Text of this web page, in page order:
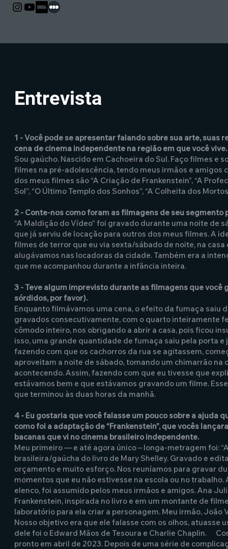
Entrevista
1 - Você pode se apresentar falando sobre sua arte, suas
cena de cinema independente na região em que você vive.
Sou gaúcho. Nascido em Cachoeira do Sul. Faço filmes e
filmes na pré-adolescência, tendo meus irmãos e amigos
dos meus filmes são “A Criação de Frankenstein”, “A
Sol”, “O Último Templo dos Sonhos”, “A Colheita dos
2 - Conte-nos como foram as filmagens de seu segmento
“A Maldição do Vídeo” foi gravado durante uma noite de
que já serviu de locação para outros dos meus filmes. A
filmes de terror que eu via sexta/sábado de noite, na
alugávamos nas locadoras da cidade. Também era a
que me acompanhou durante a infância inteira.
3 - Teve algum imprevisto durante as filmagens que
sórdidos, por favor).
Enquanto filmávamos uma cena, o efeito da fumaça saiu
gravados consecutivamente, com o quarto inteiramente
cômodo inteiro, nos obrigando a abrir a casa, pois ficou
isso, uma grande quantidade de fumaça saiu pela porta
fazendo com que os cachorros da rua se agitassem,
aproveitam a noite de sábado, tomando um chimarrão na
acontecendo. Assim, fazendo com que eu tivesse que
estávamos bem e que estávamos gravando um filme.
que terminou às duas horas da manhã.
4 - Eu gostaria que você falasse um pouco sobre a ajuda
como foi a adaptação de “Frankenstein”, que vocês
bacanas que vi no cinema brasileiro independente.
Meu primeiro — e até agora único – longa-metragem foi:
brasileira/gaúcha do livro de Mary Shelley. Gravado e
orçamento e muito esforço. Nos reuníamos para gravar
momentos que eu não estivesse na escola ou no
elenco, foi assumido pelos meus irmãos e amigos. Ana
Frankenstein, inspirada no livro e em um montante de
laboratório para ela criar a personagem. Meu irmão,
Nosso objetivo era que ele falasse com os olhos, atuasse
dele foi o Edward Mãos de Tesoura e Charlie Chaplin.
pronto em abril de 2023. Depois de uma série de